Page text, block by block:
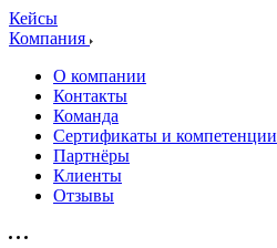
Кейсы
Компания
О компании
Контакты
Команда
Сертификаты и компетенции
Партнёры
Клиенты
Отзывы